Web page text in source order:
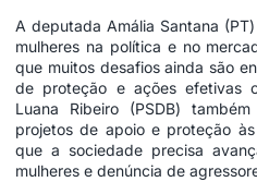
A deputada Amália Santana
mulheres na política e no
que muitos desafios ainda são
de proteção e ações efetivas
Luana Ribeiro (PSDB)
projetos de apoio e proteção
que a sociedade precisa
mulheres e denúncia de